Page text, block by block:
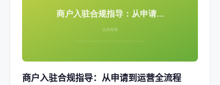
商户入驻合规指导：从申请到运营全流程